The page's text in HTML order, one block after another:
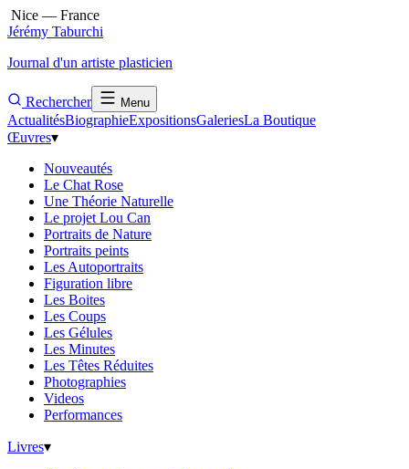
Nice — France
Jérémy Taburchi
Journal d'un artiste plasticien
Rechercher Menu
ActualitésBiographieExpositionsGaleriesLa Boutique
Œuvres▾
Nouveautés
Le Chat Rose
Une Théorie Naturelle
Le projet Lou Can
Portraits de Nature
Portraits peints
Les Autoportraits
Figuration libre
Les Boites
Les Coups
Les Gélules
Les Minutes
Les Têtes Réduites
Photographies
Videos
Performances
Livres▾